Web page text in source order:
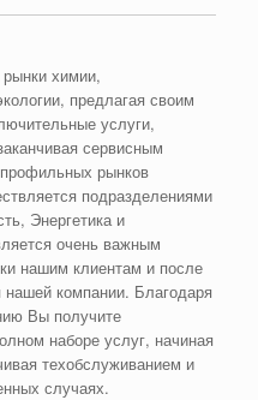
химии,
предлагая своим
услуги,
сервисным
рынков
подразделениями
Энергетика и
очень важным
нашим клиентам и после
нашей компании. Благодаря
Вы получите
наборе услуг, начиная
техобслуживанием и
случаях.